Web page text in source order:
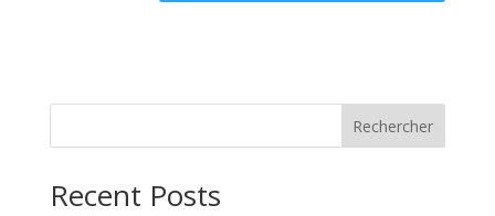
Rechercher
Recent Posts